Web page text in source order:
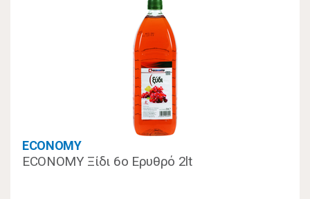
ECONOMY
ECONOMY Ξίδι 6ο Eρυθρό 2lt